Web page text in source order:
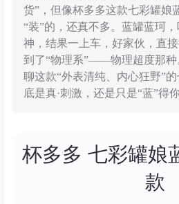
货”，但像杯多多这款七彩罐娘
“装”的，还真不多。蓝罐蓝珂
神，结果一上车，好家伙，直
到了“物理系”——物理超度那种
聊这款“外表清纯、内心狂野”
底是真·刺激，还是只是“蓝”得
杯多多 七彩罐娘
款